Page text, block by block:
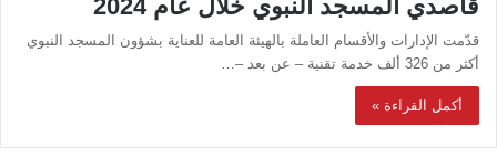
قاصدي المسجد النبوي خلال عام 2024
قدّمت الإدارات والأقسام العاملة بالهيئة العامة للعناية بشؤون المسجد النبوي
أكثر من 326 ألف خدمة تقنية – عن بعد –…
أكمل القراءة »